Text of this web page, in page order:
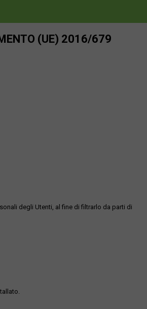
(UE) 2016/679
degli Utenti, al fine di filtrarlo da parti di